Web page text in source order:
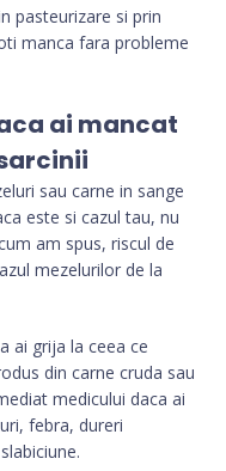
pasteurizare si prin
manca fara probleme
ai mancat
sau carne in sange
este si cazul tau, nu
am spus, riscul de
mezelurilor de la
ai grija la ceea ce
din carne cruda sau
medicului daca ai
febra, dureri